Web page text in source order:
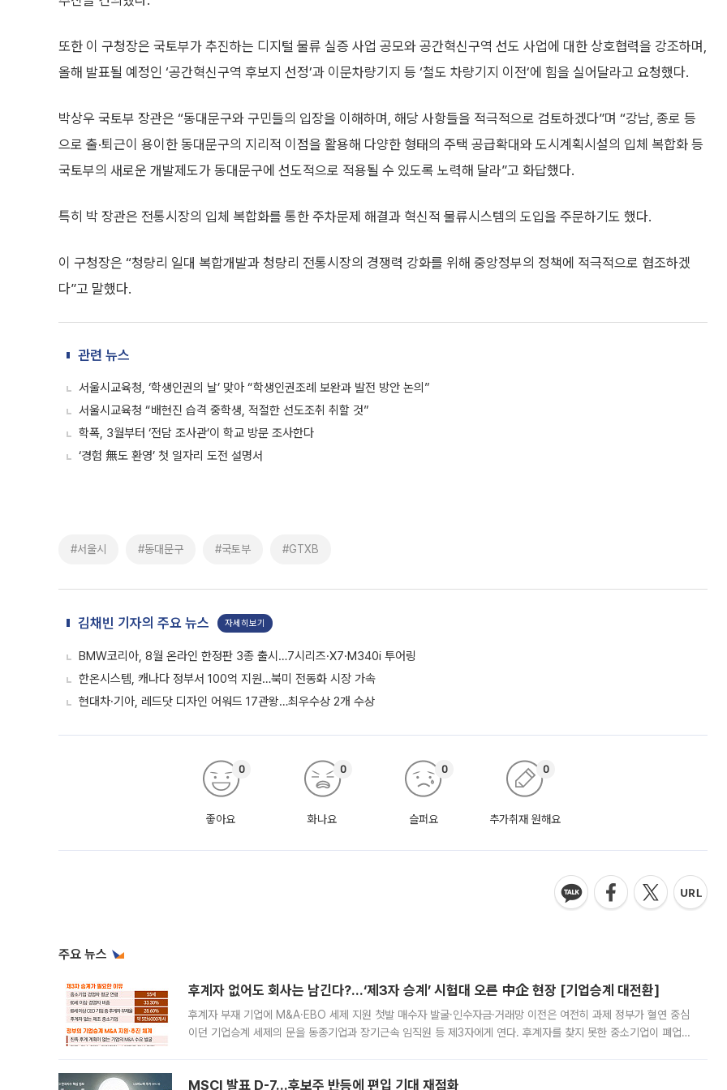
또한 이 구청장은 국토부가 추진하는 디지털 물류 실증 사업 공모와 공간혁신구역 선도 사업에 대한 상호협력을 강조하며,
올해 발표될 예정인 ‘공간혁신구역 후보지 선정’과 이문차량기지 등 ‘철도 차량기지 이전’에 힘을 실어달라고 요청했다.
박상우 국토부 장관은 “동대문구와 구민들의 입장을 이해하며, 해당 사항들을 적극적으로 검토하겠다”며 “강남, 종로 등
으로 출·퇴근이 용이한 동대문구의 지리적 이점을 활용해 다양한 형태의 주택 공급확대와 도시계획시설의 입체 복합화 등
국토부의 새로운 개발제도가 동대문구에 선도적으로 적용될 수 있도록 노력해 달라”고 화답했다.
특히 박 장관은 전통시장의 입체 복합화를 통한 주차문제 해결과 혁신적 물류시스템의 도입을 주문하기도 했다.
이 구청장은 “청량리 일대 복합개발과 청량리 전통시장의 경쟁력 강화를 위해 중앙정부의 정책에 적극적으로 협조하겠
다”고 말했다.
관련 뉴스
서울시교육청, ‘학생인권의 날’ 맞아 “학생인권조례 보완과 발전 방안 논의”
서울시교육청 “배현진 습격 중학생, 적절한 선도조취 취할 것”
학폭, 3월부터 ‘전담 조사관’이 학교 방문 조사한다
‘경험 無도 환영’ 첫 일자리 도전 설명서
#서울시 #동대문구 #국토부 #GTXB
김채빈 기자의 주요 뉴스 자세히보기
BMW코리아, 8월 온라인 한정판 3종 출시…7시리즈·X7·M340i 투어링
한온시스템, 캐나다 정부서 100억 지원…북미 전동화 시장 가속
현대차·기아, 레드닷 디자인 어워드 17관왕…최우수상 2개 수상
좋아요
0
화나요
0
슬퍼요
0
추가취재 원해요
0
주요 뉴스
후계자 없어도 회사는 남긴다?…‘제3자 승계’ 시험대 오른 中企 현장 [기업승계 대전환]
후계자 부재 기업에 M&A·EBO 세제 지원 첫발 매수자 발굴·인수자금·거래망 이전은 여전히 과제 정부가 혈연 중심
이던 기업승계 세제의 문을 동종기업과 장기근속 임직원 등 제3자에게 연다. 후계자를 찾지 못한 중소기업이 폐업
MSCI 발표 D-7…후보주 반등에 편입 기대 재점화